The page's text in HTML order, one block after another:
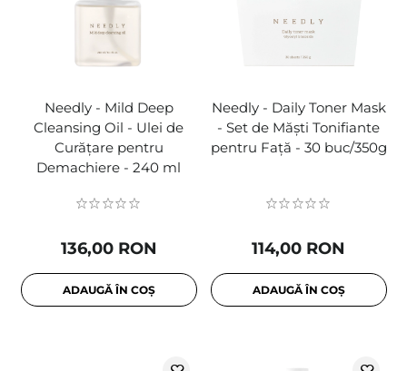
Needly - Mild Deep
Cleansing Oil - Ulei de
Curățare pentru
Demachiere - 240 ml
136,00 RON
ADAUGĂ ÎN COȘ
Needly - Daily Toner Mask
- Set de Măști Tonifiante
pentru Față - 30 buc/350g
114,00 RON
ADAUGĂ ÎN COȘ